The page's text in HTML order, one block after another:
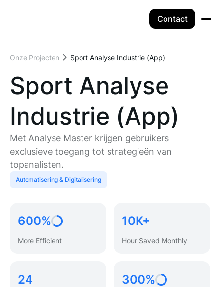
Contact
Onze Projecten Sport Analyse Industrie (App)
Sport Analyse
Industrie (App)
Met Analyse Master krijgen gebruikers
exclusieve toegang tot strategieën van
topanalisten.
Automatisering & Digitalisering
600%
More Efficient
10K+
Hour Saved Monthly
24 300%